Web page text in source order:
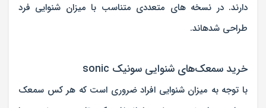
دارند. در نسخه های متعددی متناسب با میزان شنوایی فرد
طراحی شدهاند.
خرید سمعک‌های شنوایی سونیک sonic
با توجه به میزان شنوایی افراد ضروری است که هر کس سمعک